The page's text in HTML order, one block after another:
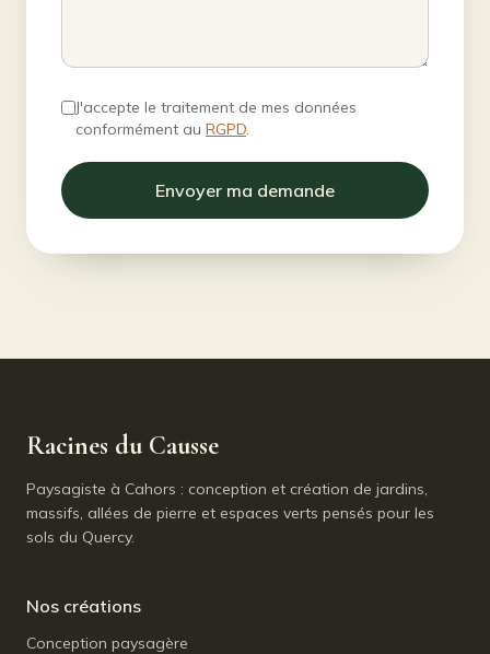
J'accepte le traitement de mes données
conformément au RGPD.
Envoyer ma demande
Racines du Causse
Paysagiste à Cahors : conception et création de jardins,
massifs, allées de pierre et espaces verts pensés pour les
sols du Quercy.
Nos créations
Conception paysagère